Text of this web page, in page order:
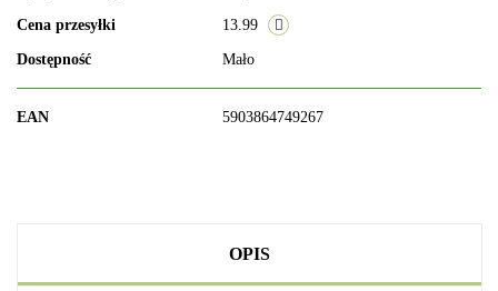
Cena przesyłki 13.99
Dostępność Mało
EAN 5903864749267
OPIS